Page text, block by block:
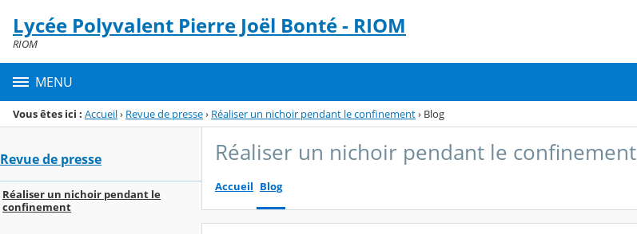
Menu de la rubrique
Contenu
Lycée Polyvalent Pierre Joël Bonté - RIOM
RIOM
MENU
Vous êtes ici : Accueil› Revue de presse› Réaliser un nichoir pendant le confinement› Blog
Revue de presse
Réaliser un nichoir pendant le
confinement
Réaliser un nichoir pendant le confinement
Accueil Blog